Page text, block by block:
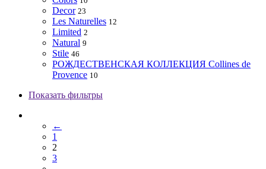
Decor 23
Les Naturelles 12
Limited 2
Natural 9
Stile 46
РОЖДЕСТВЕНСКАЯ КОЛЛЕКЦИЯ Collines de
Provence 10
Показать фильтры
←
1
2
3